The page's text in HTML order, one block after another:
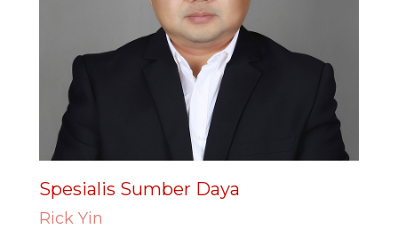
Spesialis Sumber Daya
Rick Yin